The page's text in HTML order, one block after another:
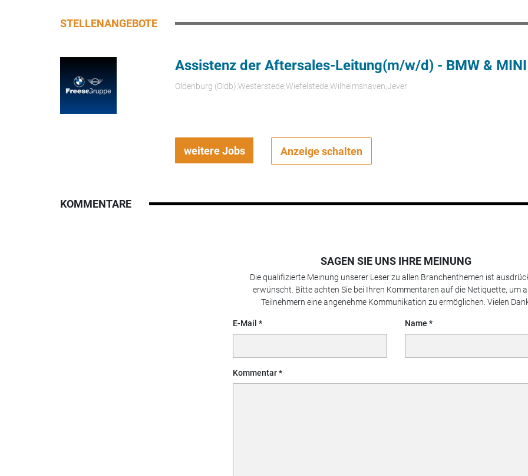
STELLENANGEBOTE
Assistenz der Aftersales-Leitung(m/w/d) - BMW & MINI
Oldenburg (Oldb);Westerstede;Wiefelstede;Wilhelmshaven;Jever
weitere Jobs Anzeige schalten
KOMMENTARE
SAGEN SIE UNS IHRE MEINUNG
Die qualifizierte Meinung unserer Leser zu allen Branchenthemen ist
erwünscht. Bitte achten Sie bei Ihren Kommentaren auf die Netiquette, um
Teilnehmern eine angenehme Kommunikation zu ermöglichen. Vielen
E-Mail Name
Kommentar